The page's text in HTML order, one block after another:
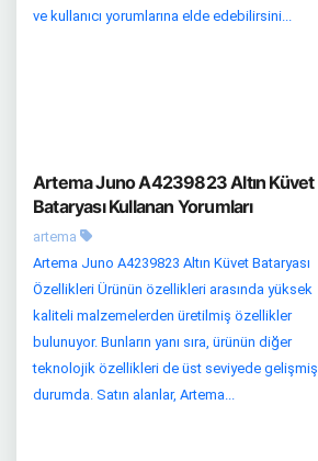
ve kullanıcı yorumlarına elde edebilirsini...
Artema Juno A4239823 Altın Küvet
Bataryası Kullanan Yorumları
artema
Artema Juno A4239823 Altın Küvet Bataryası
Özellikleri Ürünün özellikleri arasında yüksek
kaliteli malzemelerden üretilmiş özellikler
bulunuyor. Bunların yanı sıra, ürünün diğer
teknolojik özellikleri de üst seviyede gelişmiş
durumda. Satın alanlar, Artema...